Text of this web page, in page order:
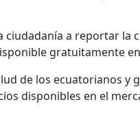
ciudadanía a reportar la
gratuitamente
de los ecuatorianos
disponibles en el